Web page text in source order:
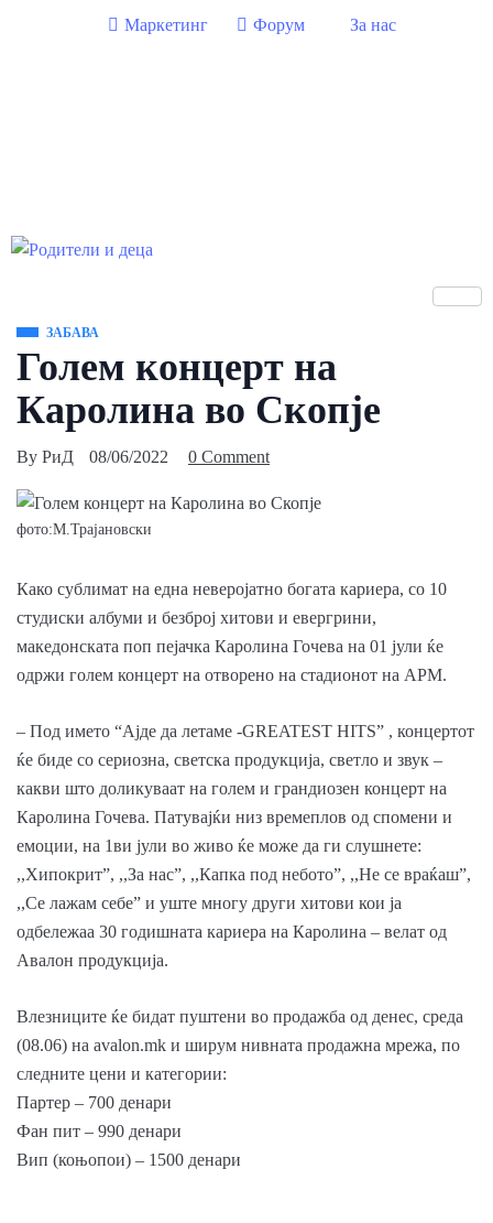
Маркетинг Форум За нас
ЗАБАВА
Голем концерт на
Каролина во Скопје
By РиД 08/06/2022 0 Comment
фото:М.Трајановски
Како сублимат на една неверојатно богата кариера, со 10
студиски албуми и безброј хитови и евергрини,
македонската поп пејачка Каролина Гочева на 01 јули ќе
одржи голем концерт на отворено на стадионот на АРМ.
– Под името “Ајде да летаме -GREATEST HITS” , концертот
ќе биде со сериозна, светска продукција, светло и звук –
какви што доликуваат на голем и грандиозен концерт на
Каролина Гочева. Патувајќи низ времеплов од спомени и
емоции, на 1ви јули во живо ќе може да ги слушнете:
,,Хипокрит”, ,,За нас”, ,,Капка под небото”, ,,Не се враќаш”,
,,Се лажам себе” и уште многу други хитови кои ја
одбележаа 30 годишната кариера на Каролина – велат од
Авалон продукција.
Влезниците ќе бидат пуштени во продажба од денес, среда
(08.06) на avalon.mk и ширум нивната продажна мрежа, по
следните цени и категории:
Партер – 700 денари
Фан пит – 990 денари
Вип (коњопои) – 1500 денари